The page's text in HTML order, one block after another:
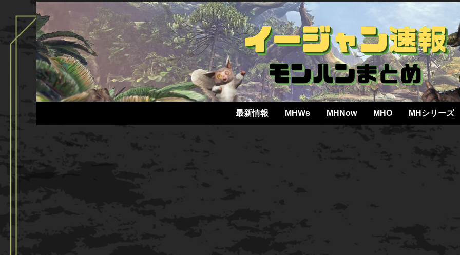
最新情報 MHWs MHNow MHO MHシリーズ